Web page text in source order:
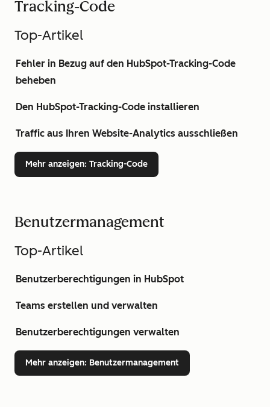
Tracking-Code
Top-Artikel
Fehler in Bezug auf den HubSpot-Tracking-Code
beheben
Den HubSpot-Tracking-Code installieren
Traffic aus Ihren Website-Analytics ausschließen
Mehr anzeigen: Tracking-Code
Benutzermanagement
Top-Artikel
Benutzerberechtigungen in HubSpot
Teams erstellen und verwalten
Benutzerberechtigungen verwalten
Mehr anzeigen: Benutzermanagement